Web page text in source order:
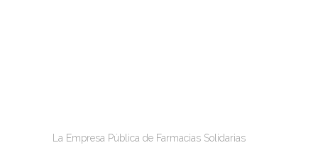
La Empresa Pública de Farmacias Solidarias